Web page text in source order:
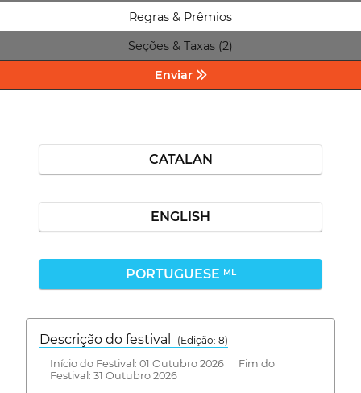
Regras & Prêmios
Seções & Taxas (2)
Enviar
CATALAN
ENGLISH
PORTUGUESE ML
Descrição do festival
(Edição: 8)
Início do Festival: 01 Outubro 2026 Fim do
Festival: 31 Outubro 2026